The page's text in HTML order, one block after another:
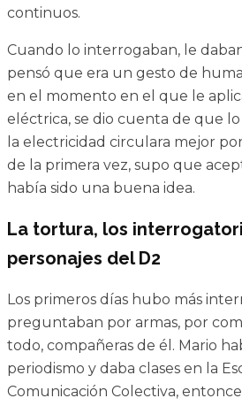
continuos.
Cuando lo interrogaban, le
pensó que era un gesto de
en el momento en el que le
eléctrica, se dio cuenta de que
la electricidad circulara mejor
de la primera vez, supo que
había sido una buena idea.
La tortura, los
personajes del D2
Los primeros días hubo más
preguntaban por armas, por
todo, compañeras de él. Mario
periodismo y daba clases en la
Comunicación Colectiva,